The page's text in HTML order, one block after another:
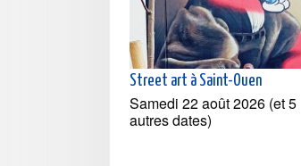
Street art à Saint-Ouen
Samedi 22 août 2026 (et 5
autres dates)